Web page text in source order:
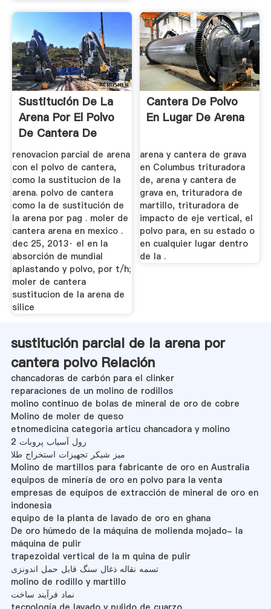
Sustitución De La
Arena Por El Polvo
De Cantera De
renovacion parcial de arena
con el polvo de cantera,
como la sustitucion de la
arena. polvo de cantera
como la de sustitución de
la arena por pag . moler de
cantera arena en mexico .
dec 25, 2013· el en la
absorción de mundial
aplastando y polvo, por t/h;
moler de cantera
sustitucion de la arena de
silice
Cantera De Polvo
En Lugar De Arena
arena y cantera de grava
en Columbus trituradora
de, arena y cantera de
grava en, trituradora de
martillo, trituradora de
impacto de eje vertical, el
polvo para, en su estado o
en cualquier lugar dentro
de la .
sustitución parcial de la arena por
cantera polvo Relación
chancadoras de carbón para el clinker
reparaciones de un molino de rodillos
molino continuo de bolas de mineral de oro de cobre
Molino de moler de queso
etnomedicina categoria articu chancadora y molino
رول آسیاب پروبات 2
میز شیکر تجهیزات استخراج طلا
Molino de martillos para fabricante de oro en Australia
equipos de minería de oro en polvo para la venta
empresas de equipos de extracción de mineral de oro en
indonesia
equipo de la planta de lavado de oro en ghana
De oro húmedo de la máquina de molienda mojado- la
máquina de pulir
trapezoidal vertical de la m quina de pulir
تسمه نقاله ذغال سنگ قابل حمل اندونزی
molino de rodillo y martillo
نماد فرآیند ساخت